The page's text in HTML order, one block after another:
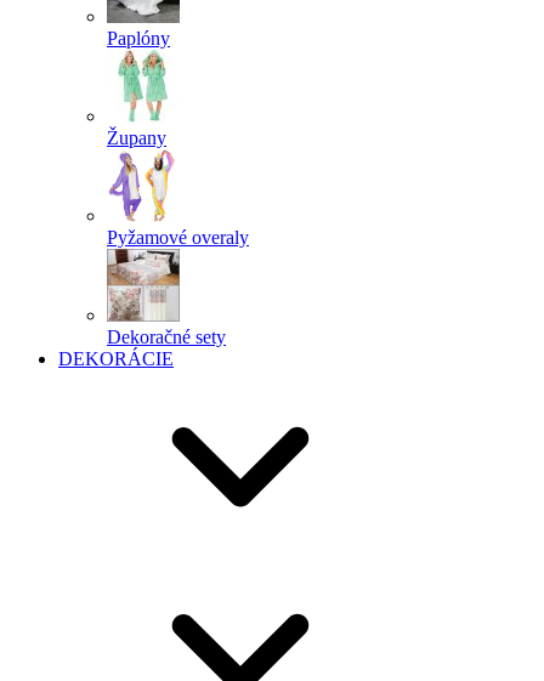
Paplóny
Župany
Pyžamové overaly
Dekoračné sety
DEKORÁCIE